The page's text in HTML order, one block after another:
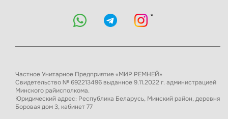
*
Частное Унитарное Предприятие «МИР РЕМНЕЙ»
Свидетельство № 692213496 выданное 9.11.2022 г. администрацией
Минского райисполкома.
Юридический адрес: Республика Беларусь, Минский район, деревня
Боровая дом 3, кабинет 77